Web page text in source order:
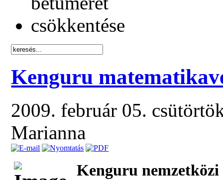
Kenguru
2009. február 05.
Marianna
Kenguru